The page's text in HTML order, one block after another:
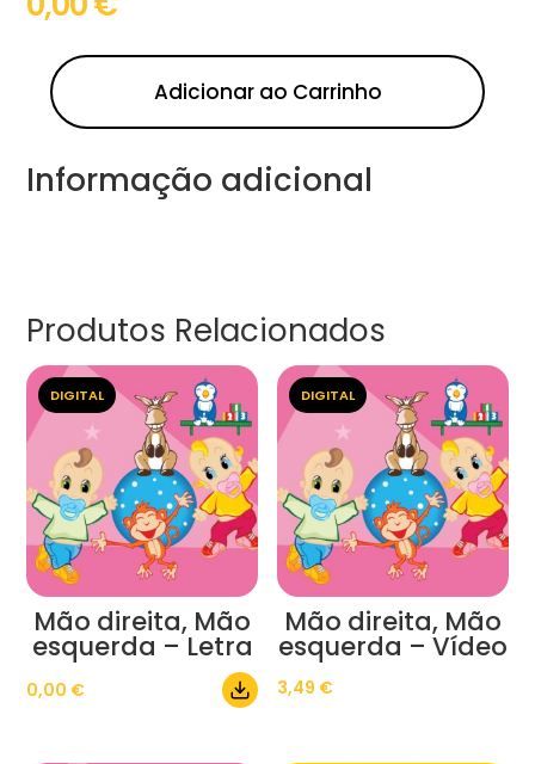
Adicionar ao Carrinho
Informação adicional
Produtos Relacionados
DIGITAL
Mão direita, Mão
esquerda – Letra
0,00 €
DIGITAL
Mão direita, Mão
esquerda – Vídeo
3,49 €